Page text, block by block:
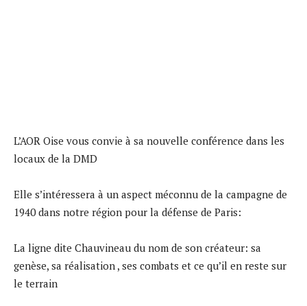
L’AOR Oise vous convie à sa nouvelle conférence dans les
locaux de la DMD
Elle s’intéressera à un aspect méconnu de la campagne de
1940 dans notre région pour la défense de Paris:
La ligne dite Chauvineau du nom de son créateur: sa
genèse, sa réalisation , ses combats et ce qu’il en reste sur
le terrain